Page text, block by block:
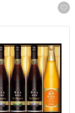
登録する
スプレミアムギ
「ちょっと贅沢